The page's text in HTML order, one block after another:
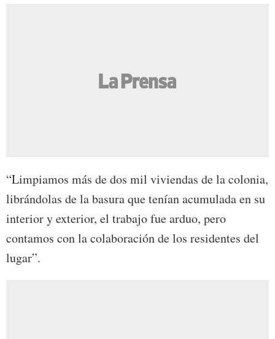
“Limpiamos más de dos mil viviendas de la colonia,
librándolas de la basura que tenían acumulada en su
interior y exterior, el trabajo fue arduo, pero
contamos con la colaboración de los residentes del
lugar”.